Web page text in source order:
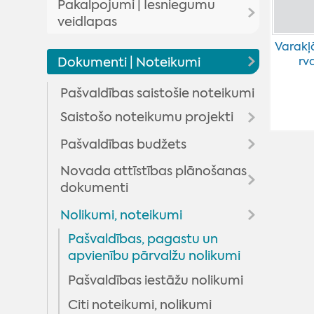
Domes lēmumu un komiteju
pārskats
Domes lēmumi
Komitejas sēdes
Domes sēžu audioierakstu
arhīvs
Novada domes priekšsēdētājs
Deputāti
Arhīvs
Domes komitejas
Domes komisijas
Pakalpojumi | Iesniegumu
veidlapas
Pakalpojumi
pakalpojumi
Maksas pakalpojumu
cenrādis
Valsts un pašvaldības vienoto
pakalpojumi
Dokumenti | Noteikumi
Pašvaldības saistošie noteikumi
Saistošo noteikumu projekti
Rezultāti viedokļa
Pašvaldības budžets
Budžeta informācija
Budžeta grozījumi
Novada attīstības plānošanas
dokumenti
Aktualitātes
Madonas novada teritorijas
plānojums (izstrādes procesā)
Izstrādes process
Madonas novada attīstības
programma un IAS
Nolikumi, noteikumi
Pašvaldības, pagastu un
apvienību pārvalžu nolikumi
Pašvaldības iestāžu nolikumi
Citi noteikumi, nolikumi